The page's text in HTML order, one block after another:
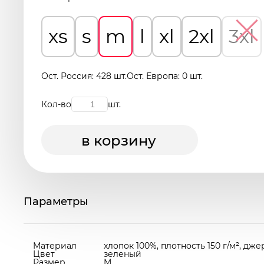
xs s m l xl 2xl 3xl
Ост. Россия: 428 шт.Ост. Европа: 0 шт.
Кол-во шт.
в корзину
Параметры
Материал хлопок 100%, плотность 150 г/м²,
Цвет зеленый